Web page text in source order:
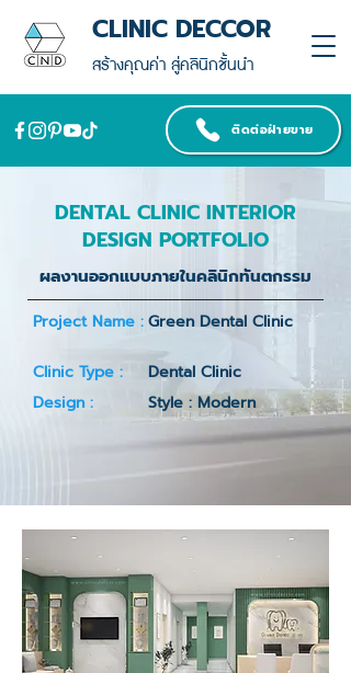
สร้างคุณค่า สู่คลินิกชั้นนำ
CLINIC DECCOR
ติดต่อฝ่ายขาย
DENTAL CLINIC INTERIOR
DESIGN PORTFOLIO
ผลงานออกแบบภายในคลินิกทันตกรรม
Project Name :Green Dental Clinic
Clinic Type :
Dental Clinic
Design :
Style : Modern